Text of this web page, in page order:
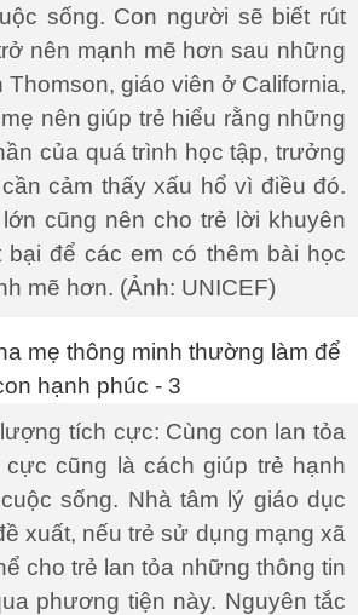
sống. Con người sẽ biết rút
nên mạnh mẽ hơn sau những
Thomson, giáo viên ở California,
nên giúp trẻ hiểu rằng những
của quá trình học tập, trưởng
cảm thấy xấu hổ vì điều đó.
cũng nên cho trẻ lời khuyên
bại để các em có thêm bài học
mẽ hơn. (Ảnh: UNICEF)
tích cực: Cùng con lan tỏa
cũng là cách giúp trẻ hạnh
sống. Nhà tâm lý giáo dục
xuất, nếu trẻ sử dụng mạng xã
cho trẻ lan tỏa những thông tin
phương tiện này. Nguyên tắc